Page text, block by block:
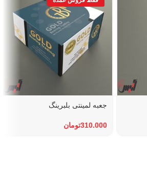
جعبه لمینتی بلبرینگ
310.000تومان